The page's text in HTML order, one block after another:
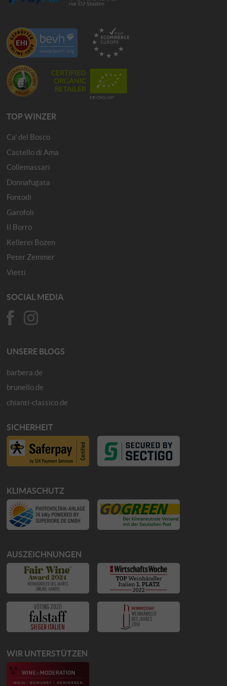
TOP WINZER
Ca' del Bosco
Castello di Ama
Collemassari
Donnafugata
Fontodi
Garofoli
Il Borro
Kellerei Bozen
Peter Zemmer
Vietti
SOCIAL MEDIA
UNSERE BLOGS
barbera.de
brunello.de
chianti-classico.de
SICHERHEIT
KLIMASCHUTZ
AUSZEICHNUNGEN
WIR UNTERSTÜTZEN